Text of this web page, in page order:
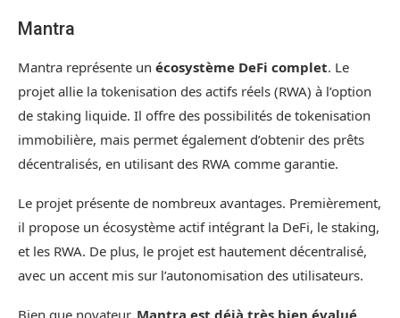
Mantra
Mantra représente un écosystème DeFi complet. Le
projet allie la tokenisation des actifs réels (RWA) à l’option
de staking liquide. Il offre des possibilités de tokenisation
immobilière, mais permet également d’obtenir des prêts
décentralisés, en utilisant des RWA comme garantie.
Le projet présente de nombreux avantages. Premièrement,
il propose un écosystème actif intégrant la DeFi, le staking,
et les RWA. De plus, le projet est hautement décentralisé,
avec un accent mis sur l’autonomisation des utilisateurs.